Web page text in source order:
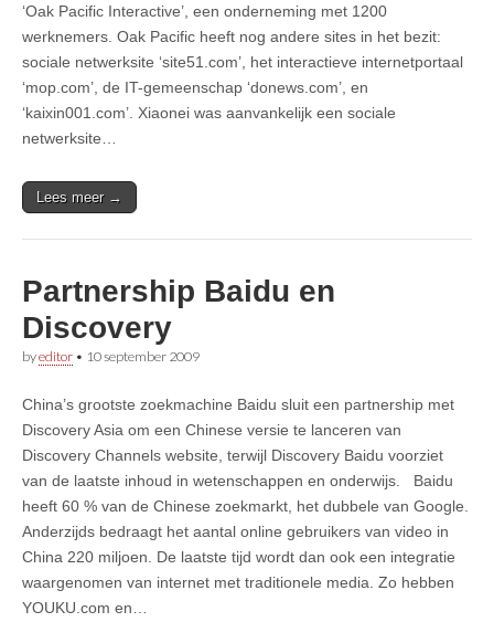
‘Oak Pacific Interactive’, een onderneming met 1200
werknemers. Oak Pacific heeft nog andere sites in het bezit:
sociale netwerksite ‘site51.com’, het interactieve internetportaal
‘mop.com’, de IT-gemeenschap ‘donews.com’, en
‘kaixin001.com’. Xiaonei was aanvankelijk een sociale
netwerksite…
Lees meer →
Partnership Baidu en
Discovery
byeditor • 10 september 2009
China’s grootste zoekmachine Baidu sluit een partnership met
Discovery Asia om een Chinese versie te lanceren van
Discovery Channels website, terwijl Discovery Baidu voorziet
van de laatste inhoud in wetenschappen en onderwijs. Baidu
heeft 60 % van de Chinese zoekmarkt, het dubbele van Google.
Anderzijds bedraagt het aantal online gebruikers van video in
China 220 miljoen. De laatste tijd wordt dan ook een integratie
waargenomen van internet met traditionele media. Zo hebben
YOUKU.com en…